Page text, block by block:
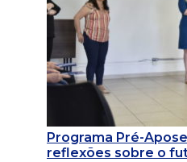
Programa Pré-
reflexões sobre o